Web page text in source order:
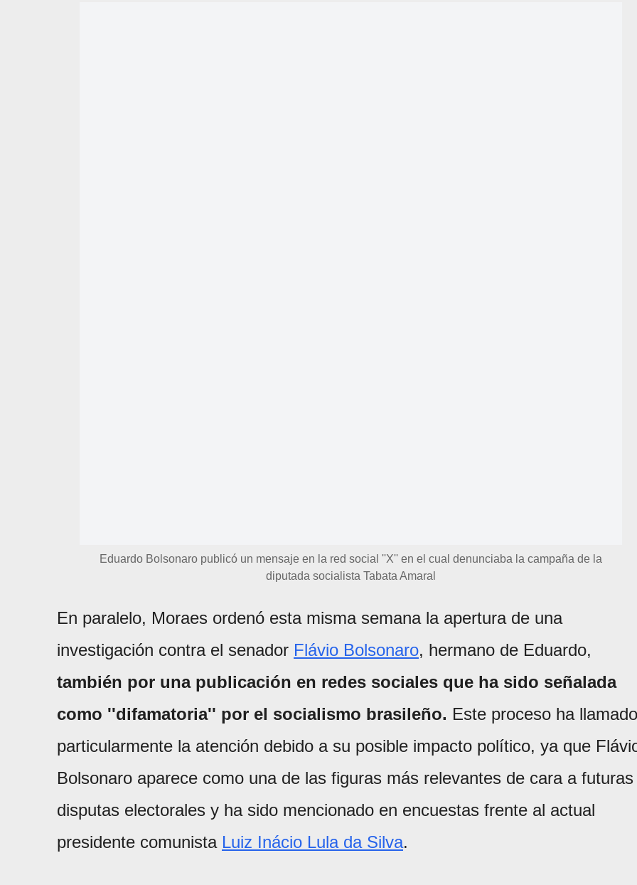
Eduardo Bolsonaro publicó un mensaje en la red social ''X'' en el cual denunciaba la campaña de la
diputada socialista Tabata Amaral
En paralelo, Moraes ordenó esta misma semana la apertura de una
investigación contra el senador Flávio Bolsonaro, hermano de Eduardo,
también por una publicación en redes sociales que ha sido señalada
como ''difamatoria'' por el socialismo brasileño. Este proceso ha llamado
particularmente la atención debido a su posible impacto político, ya que
Bolsonaro aparece como una de las figuras más relevantes de cara a futuras
disputas electorales y ha sido mencionado en encuestas frente al actual
presidente comunista Luiz Inácio Lula da Silva.